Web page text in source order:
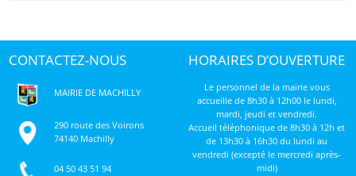
CONTACTEZ-NOUS
MAIRIE DE MACHILLY
290 route des Voirons
74140 Machilly
04 50 43 51 94
HORAIRES D’OUVERTURE
Le personnel de la mairie vous
accueille de 8h30 à 12h00 le lundi,
mardi, jeudi et vendredi.
Accueil téléphonique de 8h30 à 12h et
de 13h30 à 16h30 du lundi au
vendredi (excepté le mercredi après-
midi)